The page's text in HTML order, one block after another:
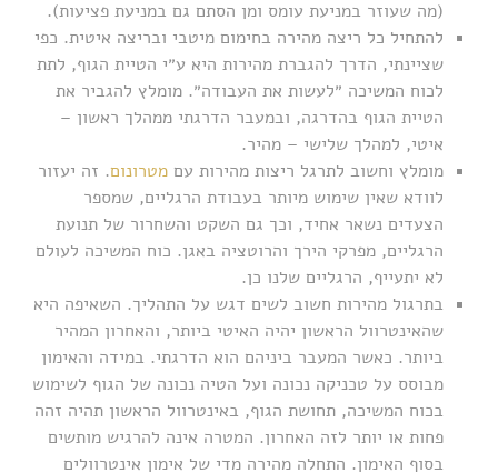
(מה שעוזר במניעת עומס ומן הסתם גם במניעת פציעות).
להתחיל כל ריצה מהירה בחימום מיטבי ובריצה איטית. כפי
שציינתי, הדרך להגברת מהירות היא ע״י הטיית הגוף, לתת
לכוח המשיכה ״לעשות את העבודה״. מומלץ להגביר את
הטיית הגוף בהדרגה, ובמעבר הדרגתי ממהלך ראשון –
איטי, למהלך שלישי – מהיר.
מומלץ וחשוב לתרגל ריצות מהירות עם מטרונום. זה יעזור
לוודא שאין שימוש מיותר בעבודת הרגליים, שמספר
הצעדים נשאר אחיד, וכך גם השקט והשחרור של תנועת
הרגליים, מפרקי הירך והרוטציה באגן. כוח המשיכה לעולם
לא יתעייף, הרגליים שלנו כן.
בתרגול מהירות חשוב לשים דגש על התהליך. השאיפה היא
שהאינטרוול הראשון יהיה האיטי ביותר, והאחרון המהיר
ביותר. כאשר המעבר ביניהם הוא הדרגתי. במידה והאימון
מבוסס על טכניקה נכונה ועל הטיה נכונה של הגוף לשימוש
בכוח המשיכה, תחושת הגוף, באינטרוול הראשון תהיה זהה
פחות או יותר לזה האחרון. המטרה אינה להרגיש מותשים
בסוף האימון. התחלה מהירה מדי של אימון אינטרוולים